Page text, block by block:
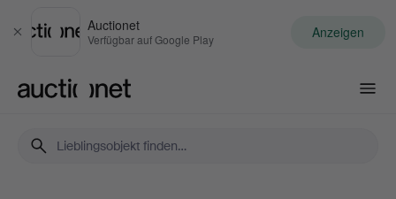
Schließen
Auctionet
Verfügbar auf Google Play Anzeigen